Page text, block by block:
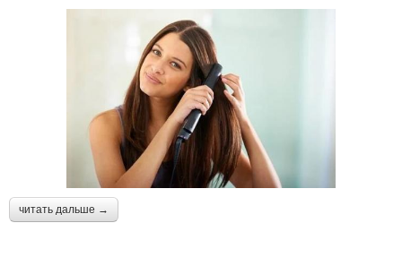
читать дальше →